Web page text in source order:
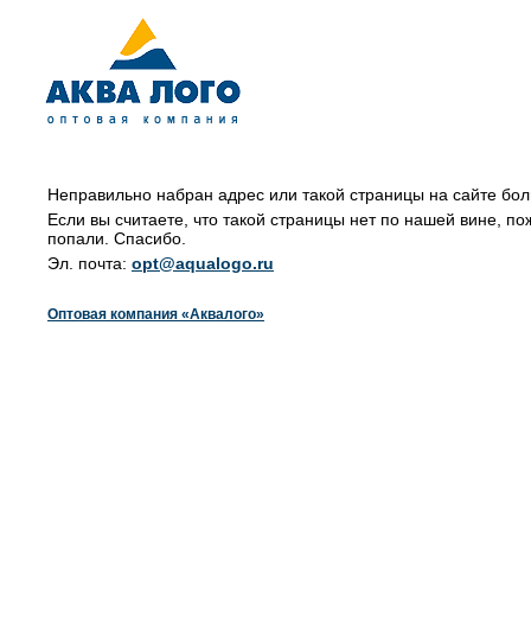
Неправильно набран адрес или такой страницы на сайте
Если вы считаете, что такой страницы нет по нашей вине,
попали. Спасибо.
Эл. почта: opt@aqualogo.ru
Оптовая компания «Аквалого»